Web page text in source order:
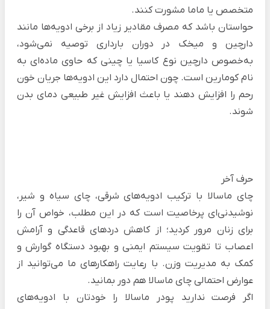
متخصص یا ماما مشورت کنند.
حواستان باشد که مصرف مقادیر زیاد از برخی ادویه‌ها مانند
دارچین و میخک در دوران بارداری توصیه نمی‌شود،
به‌خصوص دارچین نوع کاسیا یا چینی که حاوی ماده‌ای به
نام کومارین است. چون احتمال دارد این ادویه‌ها جریان خون
رحم را افزایش دهند یا باعث افزایش غیر طبیعی دمای بدن
شوند.
حرف آخر
چای ماسالا با ترکیب ادویه‌های شرقی، چای سیاه و شیر،
نوشیدنی‌ای پرخاصیت است که در این مطلب، خواص آن را
برای زنان مرور کردید؛ از کاهش دردهای قاعدگی و آرامش
اعصاب تا تقویت سیستم ایمنی و بهبود دستگاه گوارش و
کمک به مدیریت وزن. با رعایت راهکارهای ما می‌توانید از
عوارض احتمالی‌ چای ماسالا هم دور بمانید.
اگر فرصت ندارید پودر ماسالا را خودتان با ادویه‌های